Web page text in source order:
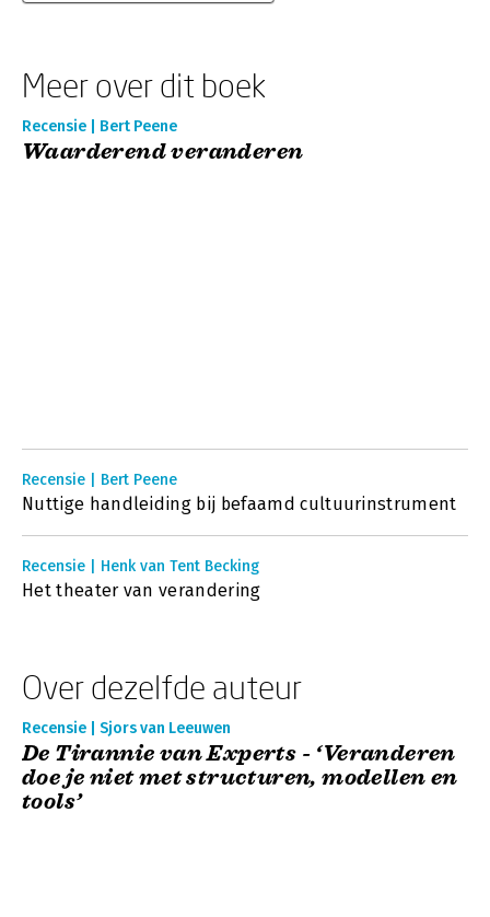
Meer over dit boek
Recensie | Bert Peene
Waarderend veranderen
Recensie | Bert Peene
Nuttige handleiding bij befaamd cultuurinstrument
Recensie | Henk van Tent Becking
Het theater van verandering
Over dezelfde auteur
Recensie | Sjors van Leeuwen
De Tirannie van Experts - ‘Veranderen
doe je niet met structuren, modellen en
tools’